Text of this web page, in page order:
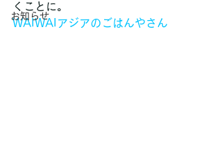
お知らせ
くことに。
WAIWAIアジアのごはんやさん